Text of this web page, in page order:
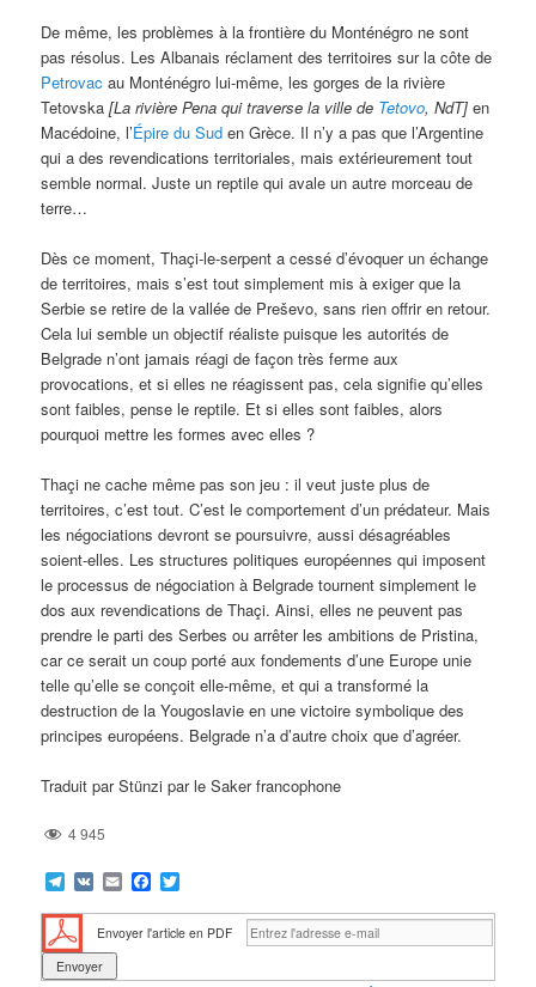
De même, les problèmes à la frontière du Monténégro ne sont
pas résolus. Les Albanais réclament des territoires sur la côte de
Petrovac au Monténégro lui-même, les gorges de la rivière
Tetovska[La rivière Pena qui traverse la ville de Tetovo, NdT] en
Macédoine, l’Épire du Sud en Grèce. Il n’y a pas que l’Argentine
qui a des revendications territoriales, mais extérieurement tout
semble normal. Juste un reptile qui avale un autre morceau de
terre…
Dès ce moment, Thaçi-le-serpent a cessé d’évoquer un échange
de territoires, mais s’est tout simplement mis à exiger que la
Serbie se retire de la vallée de Preševo, sans rien offrir en retour.
Cela lui semble un objectif réaliste puisque les autorités de
Belgrade n’ont jamais réagi de façon très ferme aux
provocations, et si elles ne réagissent pas, cela signifie qu’elles
sont faibles, pense le reptile. Et si elles sont faibles, alors
pourquoi mettre les formes avec elles ?
Thaçi ne cache même pas son jeu : il veut juste plus de
territoires, c’est tout. C’est le comportement d’un prédateur. Mais
les négociations devront se poursuivre, aussi désagréables
soient-elles. Les structures politiques européennes qui imposent
le processus de négociation à Belgrade tournent simplement le
dos aux revendications de Thaçi. Ainsi, elles ne peuvent pas
prendre le parti des Serbes ou arrêter les ambitions de Pristina,
car ce serait un coup porté aux fondements d’une Europe unie
telle qu’elle se conçoit elle-même, et qui a transformé la
destruction de la Yougoslavie en une victoire symbolique des
principes européens. Belgrade n’a d’autre choix que d’agréer.
Traduit par Stünzi par le Saker francophone
4 945
Telegram
VK EmailFacebook
Envoyer l'article en PDF